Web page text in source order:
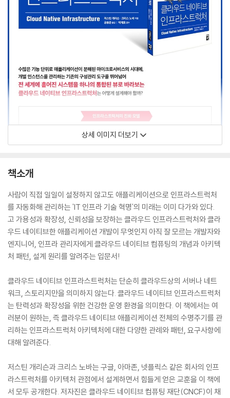
상세 이미지 더보기
책소개
사람이 직접 일일이 설정하지 않고도 애플리케이션으로 인프라스트럭처
를 자동화해 관리하는 'IT 인프라 기술 혁명'의 미래는 이미 다가와 있다.
고 가용성과 확장성, 신뢰성을 보장하는 클라우드 인프라스트럭처와 클라
우드 네이티브한 애플리케이션 개발이 무엇인지 아직 잘 모르는 개발자와
엔지니어, 인프라 관리자에게 클라우드 네이티브 컴퓨팅의 개념과 아키텍
처 패턴, 설계 원리를 알려주는 입문서!
클라우드 네이티브 인프라스트럭처는 단순히 클라우드상의 서버나 네트
워크, 스토리지만을 의미하지 않는다. 클라우드 네이티브 인프라스트럭처
는 탄력성과 확장성을 위한 건강한 운영 환경을 의미한다. 이 책에서는 여
러분이 원하는, 즉 클라우드 네이티브 애플리케이션 전체의 수명주기를 관
리하는 인프라스트럭처 아키텍처에 대한 다양한 관례와 패턴, 요구사항에
대해 알려준다.
저스틴 개리슨과 크리스 노바는 구글, 아마존, 넷플릭스 같은 회사의 인프
라스트럭처를 아키텍처 관점에서 설계하면서 힘들게 얻은 교훈을 이 책에
서 모두 공개한다. 저자진은 클라우드 네이티브 컴퓨팅 재단(CNCF)이 채